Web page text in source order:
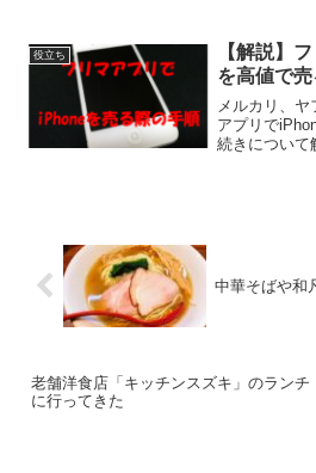
アを誇って
る。性能の高
役立ち
【解説】
を高値で
メルカリ、
アプリで
続きについて
中華そばや和
老舗洋食店「キッチンスズキ」のランチ
に行ってきた